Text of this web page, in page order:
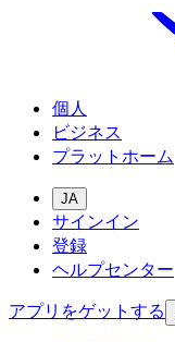
個人
ビジネス
プラットホーム
JA
サインイン
登録
ヘルプセンター
アプリをゲットする